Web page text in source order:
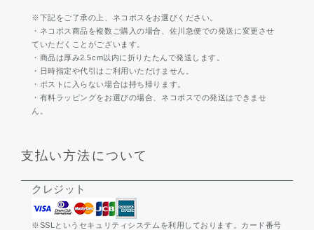
※下記をご了承の上、ネコポスをお選びください。
・ネコポス商品を複数ご購入の場合、佐川急便での発送に変更させ
ていただくことがございます。
・商品は厚み2.5cm以内に折りたたんで発送します。
・日時指定や代引はご利用いただけません。
・ポストに入らない場合は持ち帰ります。
・有料ラッピングをお選びの場合、ネコポスでの発送はできませ
ん。
支払い方法について
クレジット
※SSLというセキュリティシステムを利用しております。カード番号